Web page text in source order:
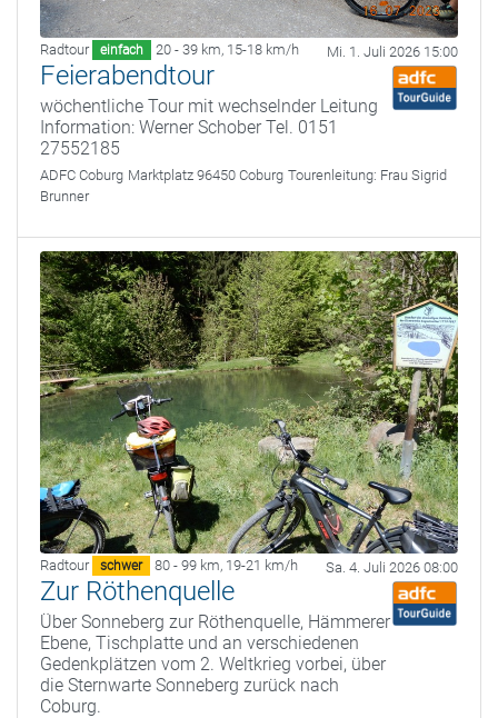
Radtour einfach 20 - 39 km, 15-18 km/h Mi. 1. Juli 2026 15:00
Feierabendtour
wöchentliche Tour mit wechselnder Leitung
Information: Werner Schober Tel. 0151
27552185
ADFC Coburg Marktplatz 96450 Coburg Tourenleitung: Frau Sigrid
Brunner
Radtour schwer 80 - 99 km, 19-21 km/h Sa. 4. Juli 2026 08:00
Zur Röthenquelle
Über Sonneberg zur Röthenquelle, Hämmerer
Ebene, Tischplatte und an verschiedenen
Gedenkplätzen vom 2. Weltkrieg vorbei, über
die Sternwarte Sonneberg zurück nach
Coburg.